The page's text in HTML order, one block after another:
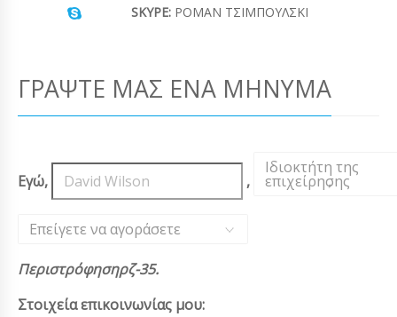
SKYPE: ΡΟΜΆΝ ΤΣΙΜΠΟΎΛΣΚΙ
ΓΡΆΨΤΕ ΜΑΣ ΈΝΑ ΜΉΝΥΜΑ
Εγώ, ,
Ιδιοκτήτη της
επιχείρησης
,
Επείγετε να αγοράσετε
Περιστρόφησηρζ-35.
Στοιχεία επικοινωνίας μου: